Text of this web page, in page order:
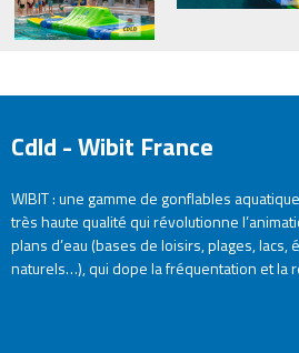
Cdld - Wibit France
WIBIT : une gamme de gonflables
très haute qualité qui révolutionne
plans d’eau (bases de loisirs, plages, lacs,
naturels…), qui dope la fréquentation et la